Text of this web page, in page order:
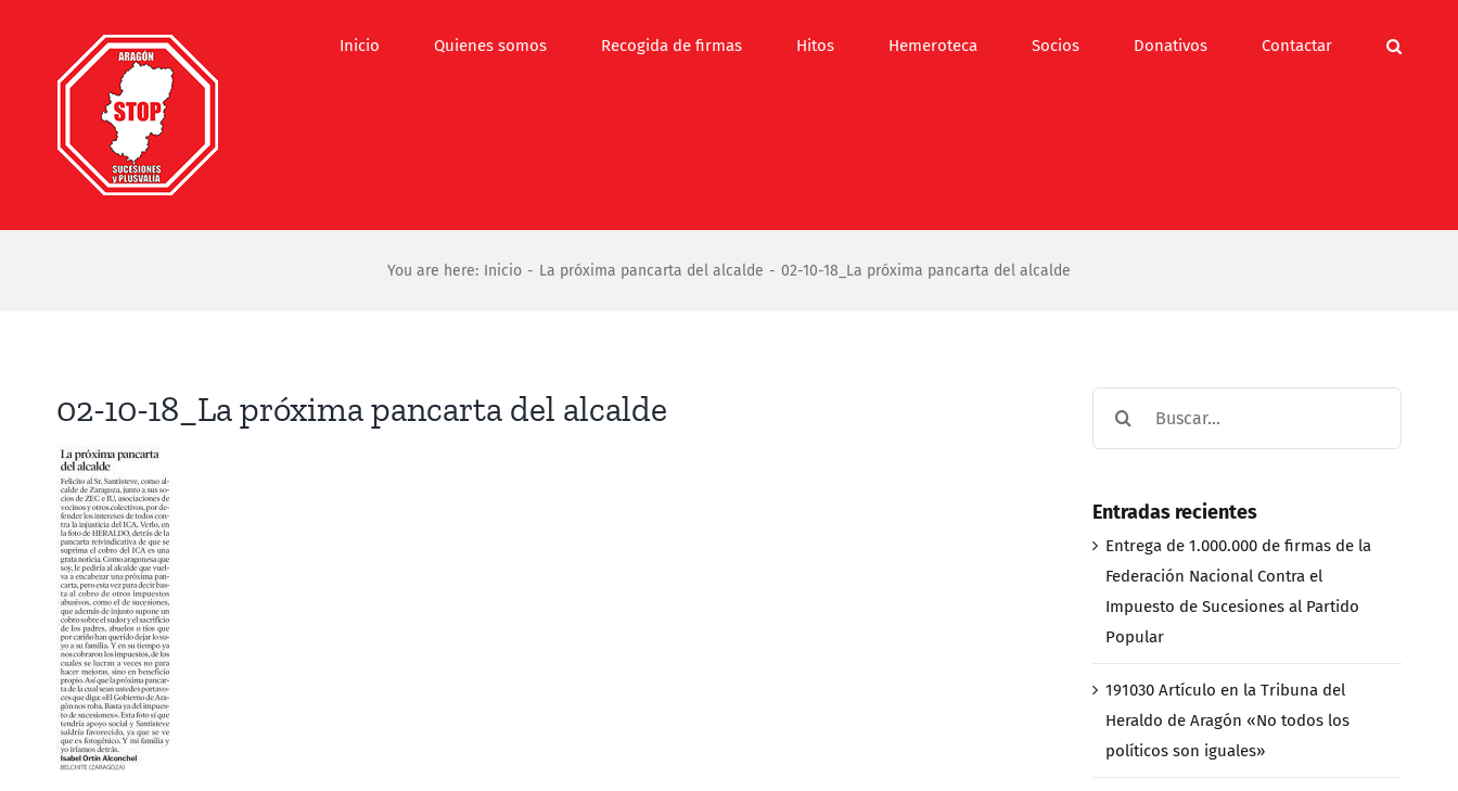
contenido
Inicio Quienes somos Recogida de firmas Hitos Hemeroteca Socios Donativos Contactar
You are here: Inicio La próxima pancarta del alcalde 02-10-18_La próxima pancarta del alcalde
02-10-18_La próxima pancarta del alcalde
Entradas recientes
Entrega de 1.000.000 de firmas de la
Federación Nacional Contra el
Impuesto de Sucesiones al Partido
Popular
191030 Artículo en la Tribuna del
Heraldo de Aragón «No todos los
políticos son iguales»